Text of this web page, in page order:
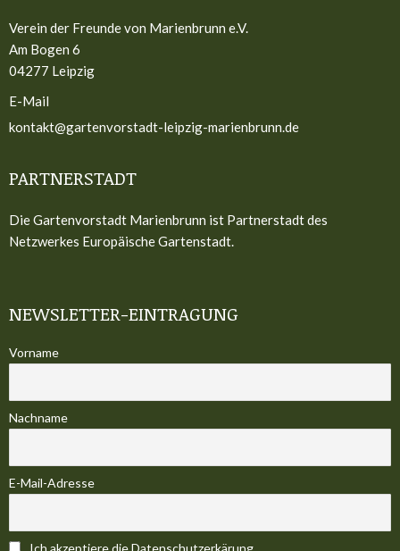
Verein der Freunde von Marienbrunn e.V.
Am Bogen 6
04277 Leipzig
E-Mail
kontakt@gartenvorstadt-leipzig-marienbrunn.de
PARTNERSTADT
Die Gartenvorstadt Marienbrunn ist Partnerstadt des
Netzwerkes Europäische Gartenstadt.
NEWSLETTER-EINTRAGUNG
Vorname
Nachname
E-Mail-Adresse
Ich akzeptiere die Datenschutzerkärung